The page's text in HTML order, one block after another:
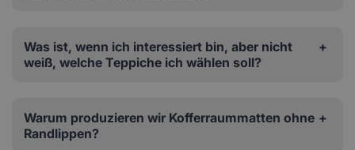
Was ist, wenn ich interessiert bin, aber nicht
weiß, welche Teppiche ich wählen soll?
Warum produzieren wir Kofferraummatten ohne
Randlippen?